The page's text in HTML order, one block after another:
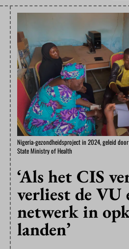
Nigeria-gezondheidsproject in 2024, geleid
State Ministry of Health
‘Als het CIS
verliest de VU
netwerk in
landen’